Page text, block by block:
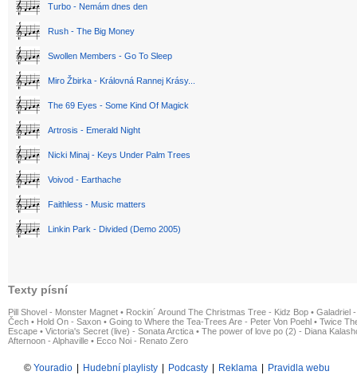
Turbo - Nemám dnes den
Rush - The Big Money
Swollen Members - Go To Sleep
Miro Žbirka - Královná Rannej Krásy...
The 69 Eyes - Some Kind Of Magick
Artrosis - Emerald Night
Nicki Minaj - Keys Under Palm Trees
Voivod - Earthache
Faithless - Music matters
Linkin Park - Divided (Demo 2005)
Texty písní
Pill Shovel - Monster Magnet • Rockin´ Around The Christmas Tree - Kidz Bop • Galadriel
Čech • Hold On - Saxon • Going to Where the Tea-Trees Are - Peter Von Poehl • Twice
Escape • Victoria's Secret (live) - Sonata Arctica • The power of love po (2) - Diana
Afternoon - Alphaville • Ecco Noi - Renato Zero
© Youradio | Hudební playlisty | Podcasty | Reklama | Pravidla webu